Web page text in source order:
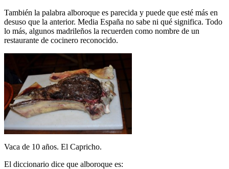
También la palabra alboroque es parecida y puede que esté más en
desuso que la anterior. Media España no sabe ni qué significa. Todo
lo más, algunos madrileños la recuerden como nombre de un
restaurante de cocinero reconocido.
Vaca de 10 años. El Capricho.
El diccionario dice que alboroque es: